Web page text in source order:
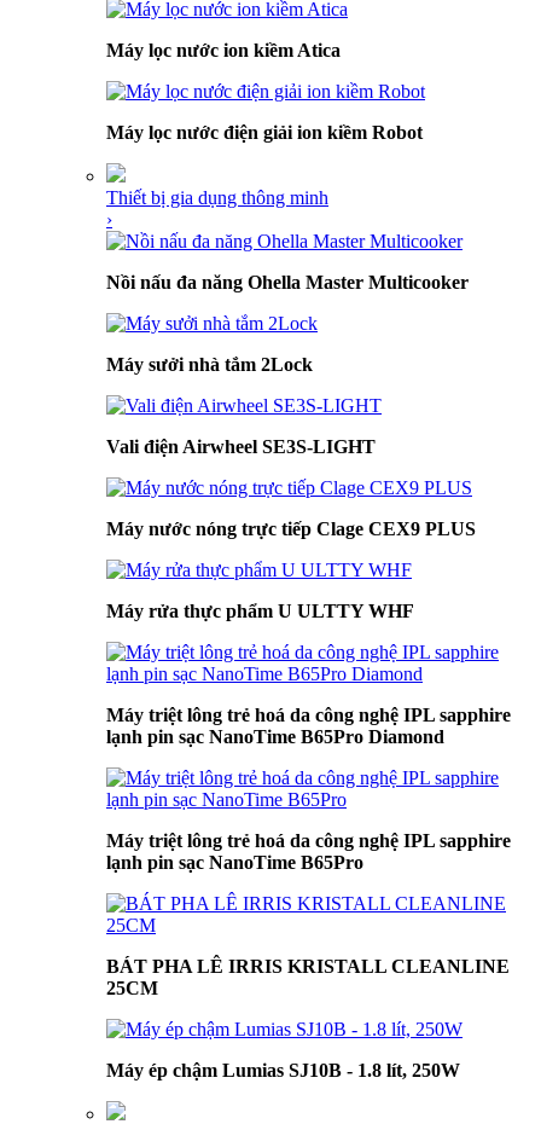
Máy lọc nước ion kiềm Atica
Máy lọc nước điện giải ion kiềm Robot
Thiết bị gia dụng thông minh
›
Nồi nấu đa năng Ohella Master Multicooker
Máy sưởi nhà tắm 2Lock
Vali điện Airwheel SE3S-LIGHT
Máy nước nóng trực tiếp Clage CEX9 PLUS
Máy rửa thực phẩm U ULTTY WHF
Máy triệt lông trẻ hoá da công nghệ IPL sapphire
lạnh pin sạc NanoTime B65Pro Diamond
Máy triệt lông trẻ hoá da công nghệ IPL sapphire
lạnh pin sạc NanoTime B65Pro
BÁT PHA LÊ IRRIS KRISTALL CLEANLINE
25CM
Máy ép chậm Lumias SJ10B - 1.8 lít, 250W